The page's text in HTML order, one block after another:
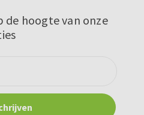
de hoogte van onze